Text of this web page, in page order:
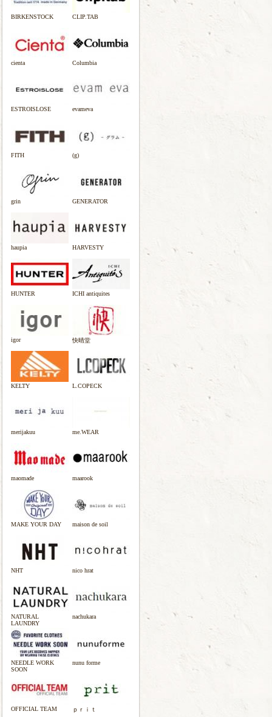
BIRKENSTOCK CLIP.TAB
cienta Columbia
ESTROISLOSE evameva
FITH (g)
grin GENERATOR
haupia HARVESTY
HUNTER ICHI antiquites
igor 快晴堂
KELTY L.COPECK
merijakuu me.WEAR
maomade maarook
MAKE YOUR DAY maison de soil
NHT nico hrat
NATURAL
LAUNDRY
nachukara
NEEDLE WORK
SOON
nunu forme
OFFICIAL TEAM ｐｒｉｔ